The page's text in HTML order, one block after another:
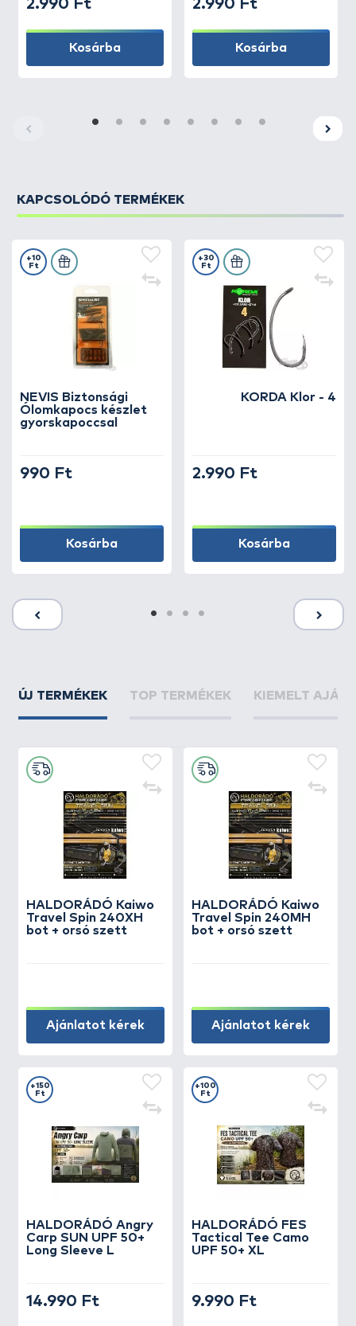
2.990 Ft
Kosárba
2.990 Ft
Kosárba
KAPCSOLÓDÓ TERMÉKEK
NEVIS Biztonsági
Ólomkapocs készlet
gyorskapoccsal
+10
Ft
990 Ft
Kosárba
KORDA Klor - 4
+30
Ft
2.990 Ft
Kosárba
ÚJ TERMÉKEK TOP TERMÉKEK KIEMELT
HALDORÁDÓ Kaiwo
Travel Spin 240XH
bot + orsó szett
Ajánlatot kérek
HALDORÁDÓ Kaiwo
Travel Spin 240MH
bot + orsó szett
Ajánlatot kérek
HALDORÁDÓ Angry
Carp SUN UPF 50+
Long Sleeve L
+150
Ft
14.990 Ft
HALDORÁDÓ FES
Tactical Tee Camo
UPF 50+ XL
+100
Ft
9.990 Ft